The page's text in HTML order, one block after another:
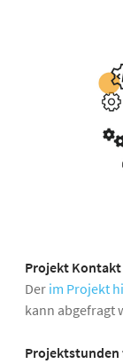
Projekt Kontakt
Der im Projekt
kann abgefragt